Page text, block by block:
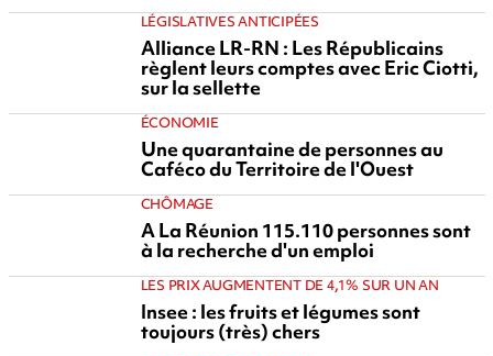
LÉGISLATIVES ANTICIPÉES
Alliance LR-RN : Les Républicains
règlent leurs comptes avec Eric Ciotti,
sur la sellette
ÉCONOMIE
Une quarantaine de personnes au
Caféco du Territoire de l'Ouest
CHÔMAGE
A La Réunion 115.110 personnes sont
à la recherche d'un emploi
LES PRIX AUGMENTENT DE 4,1% SUR UN AN
Insee : les fruits et légumes sont
toujours (très) chers